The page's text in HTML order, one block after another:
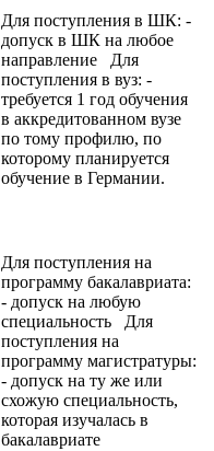
Для поступления в ШК: -
допуск в ШК на любое
направление Для
поступления в вуз: -
требуется 1 год обучения
в аккредитованном вузе
по тому профилю, по
которому планируется
обучение в Германии.
Для поступления на
программу бакалавриата:
- допуск на любую
специальность Для
поступления на
программу магистратуры:
- допуск на ту же или
схожую специальность,
которая изучалась в
бакалавриате